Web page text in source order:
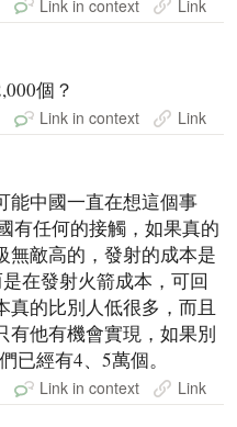
Link in context Link
個？
Link in context Link
能中國一直在想這個事
有任何的接觸，如果真的
無敵高的，發射的成本是
在發射火箭成本，可回
的比別人低很多，而且
有他有機會實現，如果別
已經有4、5萬個。
Link in context Link